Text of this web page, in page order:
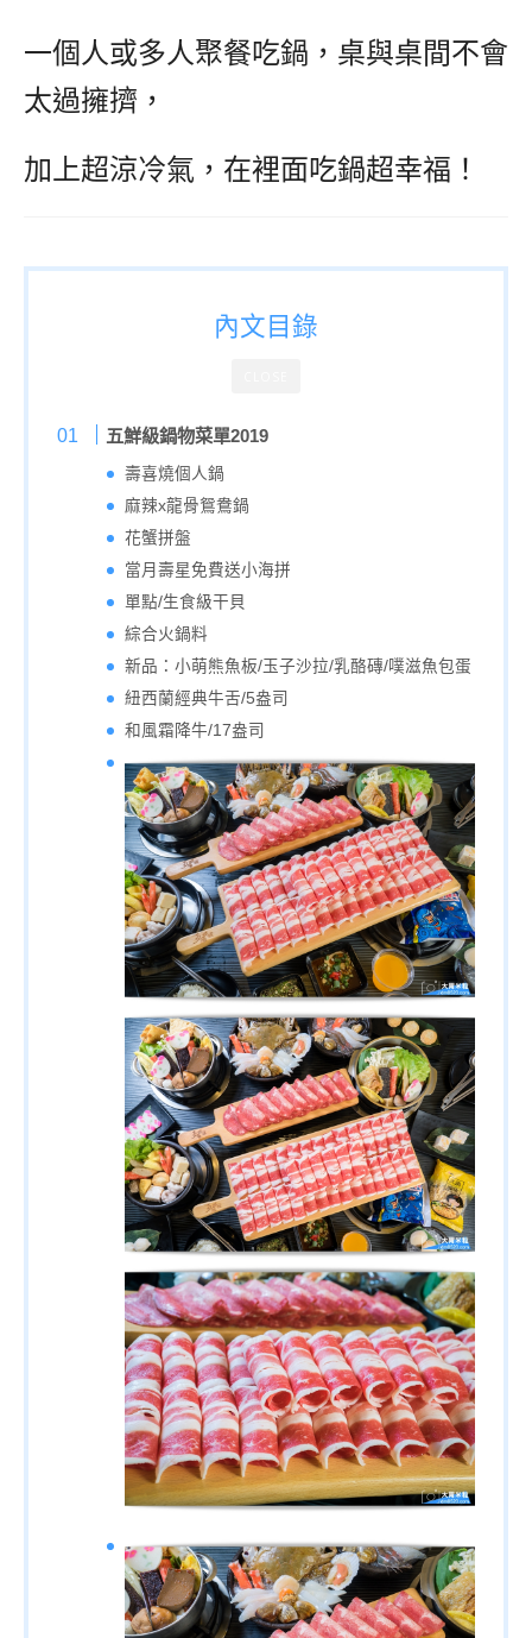
一個人或多人聚餐吃鍋，桌與桌間不會
太過擁擠，
加上超涼冷氣，在裡面吃鍋超幸福！
內文目錄
五鮮級鍋物菜單2019
壽喜燒個人鍋
麻辣x龍骨鴛鴦鍋
花蟹拼盤
當月壽星免費送小海拼
單點/生食級干貝
綜合火鍋料
新品：小萌熊魚板/玉子沙拉/乳酪磚/噗滋魚包蛋
紐西蘭經典牛舌/5盎司
和風霜降牛/17盎司